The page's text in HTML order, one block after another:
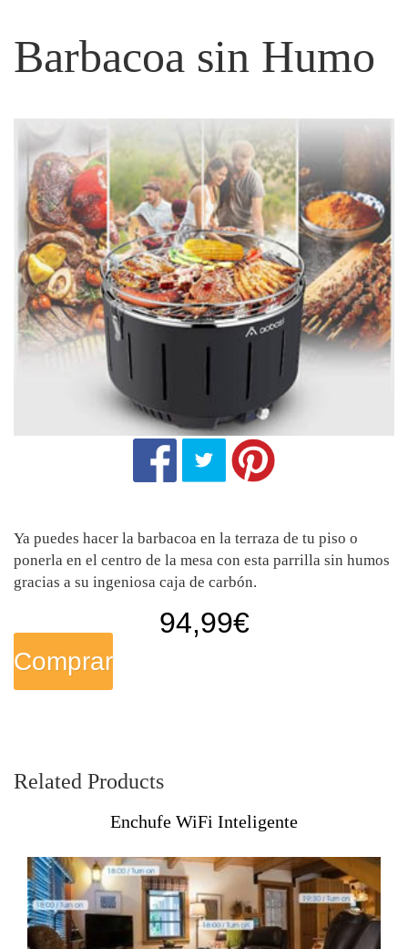
Barbacoa sin Humo
Ya puedes hacer la barbacoa en la terraza de tu piso o
ponerla en el centro de la mesa con esta parrilla sin humos
gracias a su ingeniosa caja de carbón.
94,99€
Comprar
Related Products
Enchufe WiFi Inteligente